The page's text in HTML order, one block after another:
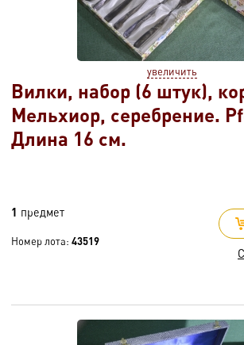
увеличить
Вилки, набор (6 штук),
Мельхиор, серебрение.
Длина 16 см.
1 предмет
Номер лота: 43519